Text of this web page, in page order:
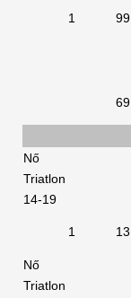
1 99
69
Nő
Triatlon
14-19
1 13
Nő
Triatlon